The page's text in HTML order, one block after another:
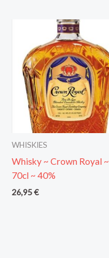
WHISKIES
Whisky ~ Crown Royal ~
70cl ~ 40%
26,95€